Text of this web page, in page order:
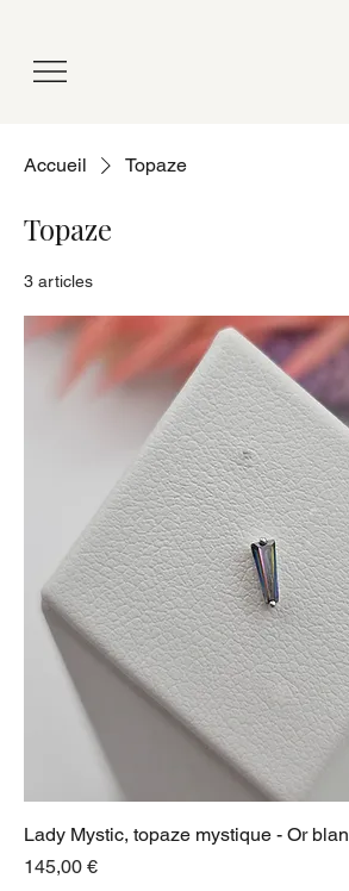
Accueil Topaze
Topaze
3 articles
Lady Mystic, topaze mystique - Or
Prix
145,00 €